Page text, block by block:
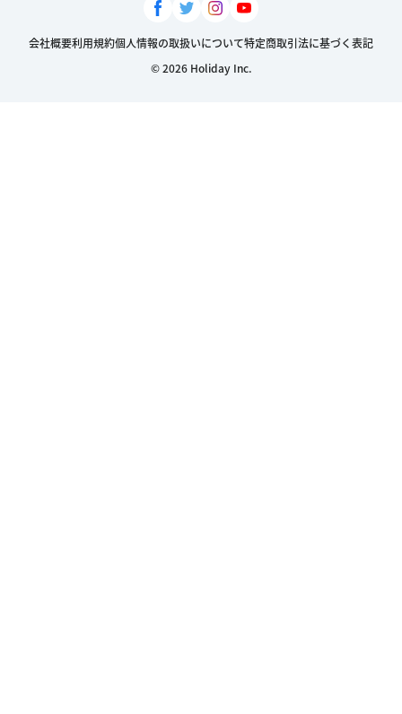
会社概要利用規約個人情報の取扱いについて特定商取引法に基づく表記
© 2026 Holiday Inc.